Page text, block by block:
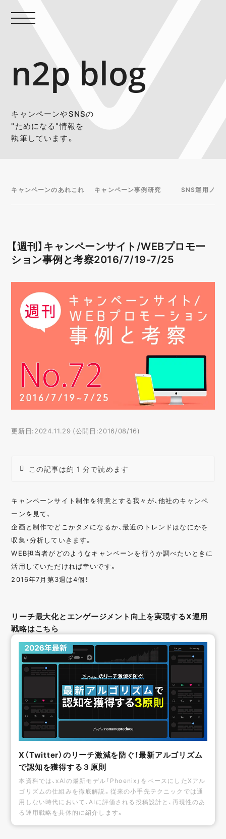
n2p blog
キャンペーンやSNSの
"ためになる"情報を
執筆しています。
キャンペーンのあれこれ キャンペーン事例研究 SNS運用ノウ
【週刊】キャンペーンサイト/WEBプロモー
ション事例と考察2016/7/19-7/25
更新日:2024.11.29 (公開日:2016/08/16)
この記事は約 1 分で読めます
キャンペーンサイト制作を得意とする我々が、他社のキャンペ
ーンを見て、
企画と制作でどこかタメになるか、最近のトレンドはなにかを
収集・分析していきます。
WEB担当者がどのようなキャンペーンを行うか調べたいときに
活用していただければ幸いです。
2016年7月第3週は4個！
リーチ最大化とエンゲージメント向上を実現するX運用
戦略はこちら
X（Twitter）のリーチ激減を防ぐ！最新アルゴリズム
で認知を獲得する３原則
本資料では、xAIの最新モデル「Phoenix」をベースにしたXアル
ゴリズムの仕組みを徹底解説。従来の小手先テクニックでは通
用しない時代において、AIに評価される投稿設計と、再現性のあ
る運用戦略を具体的に紹介します。